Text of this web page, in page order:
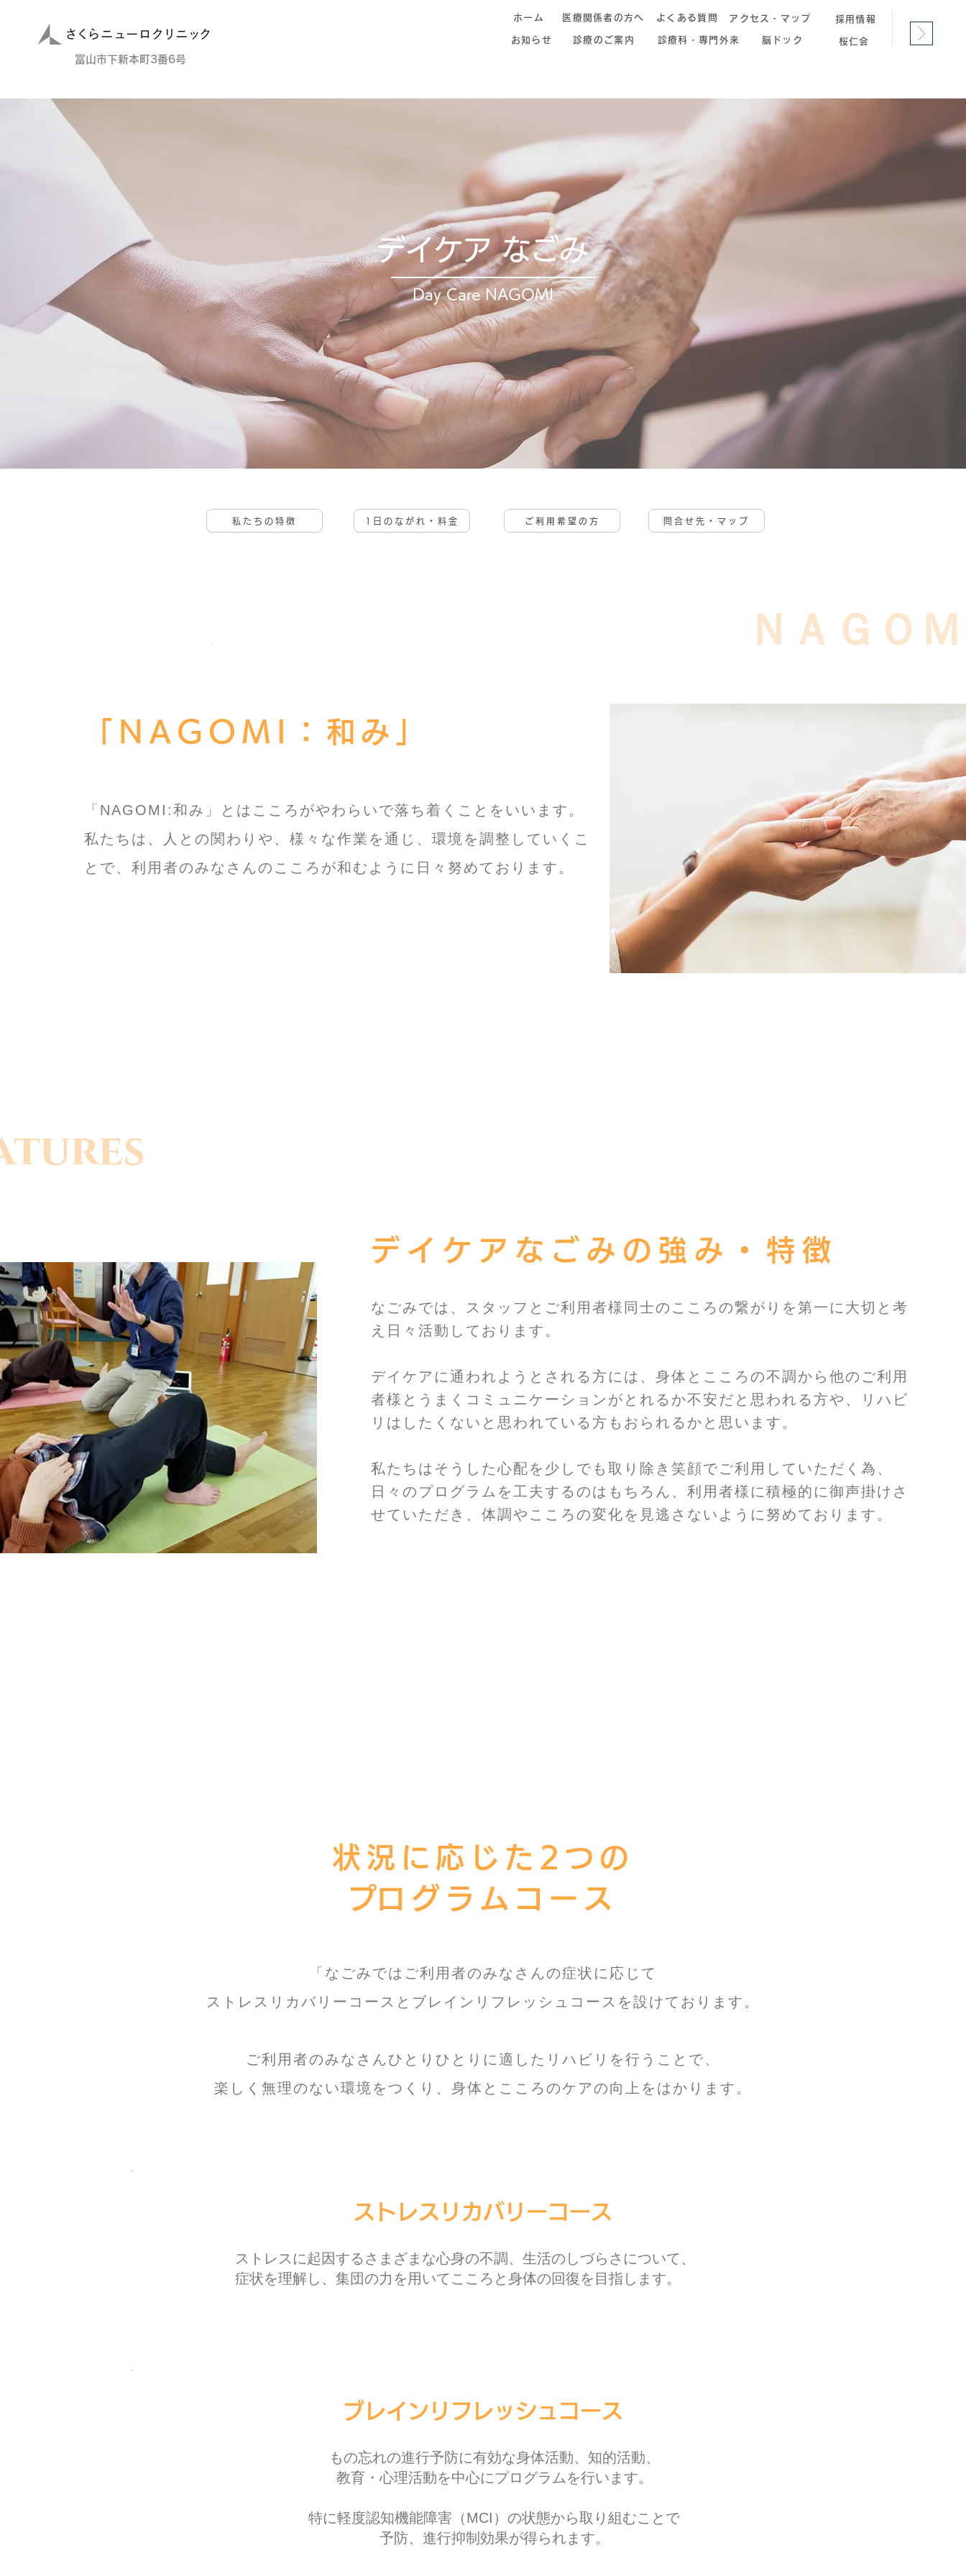
​富山市下新本町3番6号
ホーム 医療関係者の方へ よくある質問 アクセス・マップ
お知らせ 診療のご案内 診療科・専門外来 脳ドック
採用情報
桜仁会
デイケア なごみ
Day Care NAGOMI
私たちの特徴 1日のながれ・料金 ご利用希望の方 問合せ先・マップ
「NAGOMI：和み」
​「NAGOMI:和み」とはこころがやわらいで落ち着くことをいいます。
私たちは、人との関わりや、様々な作業を通じ、環境を調整していくこ
とで、利用者のみなさんのこころが和むように日々努めております。
ＮＡＧＯ
​な ごみでは、スタッフとご利用者様同士のこころの繋がりを第一に大切と 考
え日々活動しております。
デイケアに通われようとされる方には、 身体とこころの不調から他のご利用
者様とうまくコミュニケーションがとれるか不安だと 思われる方や、リハビ
リはしたくないと思われている方もおられるかと思います。
私たちはそうした心配を少しでも取り除き笑顔でご利用していただく為、
日々のプログラムを工夫するのはもちろん、利用者様に積極的に御声掛けさ
せていただき、体調やこころの変化を見逃さないように努めております。
デイケアなごみの強み・特徴
状況に応じた2つの
​プログラムコース
​「なごみではご利用者のみなさんの症状に応じて
ストレスリカバリーコースとブレインリフレッシュコースを設けております。
ご利用者のみなさんひとりひとりに適したリハビリを行うことで、
楽しく無理のない環境をつくり、身体とこころのケアの向上をはかります。
ストレスリカバリーコース
ストレスに起因するさまざまな心身の不調、生活のしづらさについて、
症状を理解し、集団の力を用いてこころと身体の回復を目指します。
ブレインリフレッシュコース
もの忘れの進行予防に有効な身体活動、知的活動、
教育・心理活動を中心にプログラムを行います。
特に軽度認知機能障害（MCI）の状態から取り組むことで
予防、進行抑制効果が得られます。